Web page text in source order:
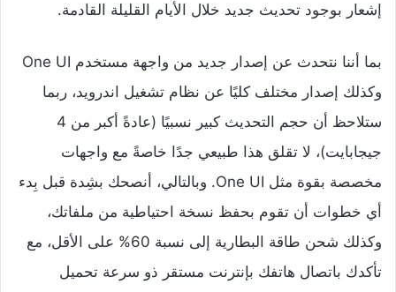
إشعار بوجود تحديث جديد خلال الأيام القليلة القادمة.
بما أننا نتحدث عن إصدار جديد من واجهة مستخدم One UI
وكذلك إصدار مختلف كليًا عن نظام تشغيل اندرويد، ربما
ستلاحظ أن حجم التحديث كبير نسبيًا (عادةً أكبر من 4
جيجابايت)، لا تقلق هذا طبيعي جدًا خاصةً مع واجهات
مخصصة بقوة مثل One UI. وبالتالي، أنصحك بشِدة قبل بِدء
أي خطوات أن تقوم بحفظ نسخة احتياطية من ملفاتك،
وكذلك شحن طاقة البطارية إلى نسبة 60% على الأقل، مع
تأكدك باتصال هاتفك بإنترنت مستقر ذو سرعة تحميل